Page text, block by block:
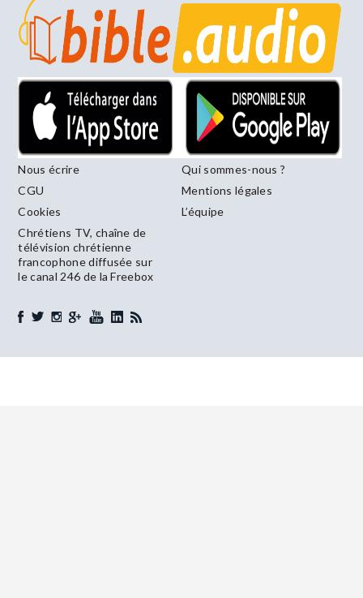
Nous écrire
Qui sommes-nous ?
CGU
Mentions légales
Cookies
L’équipe
Chrétiens TV, chaîne de
télévision chrétienne
francophone diffusée sur
le canal 246 de la Freebox